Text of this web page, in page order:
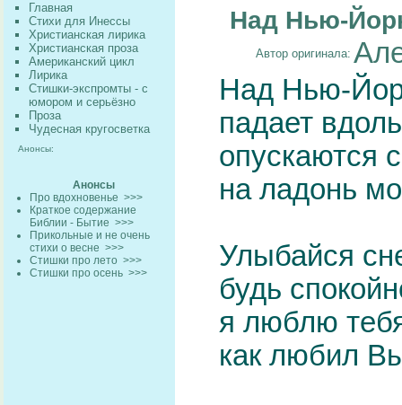
Главная
Стихи для Инессы
Христианская лирика
Христианская проза
Американский цикл
Лирика
Стишки-экспромты - с
юмором и серьёзно
Проза
Чудесная кругосветка
Анонсы:
Анонсы
Про вдохновенье >>>
Краткое содержание
Библии - Бытие >>>
Прикольные и не очень
стихи о весне >>>
Стишки про лето >>>
Стишки про осень >>>
Над Нью-
Автор оригинала:
Над Нью-
падает
опускаются
на ладонь
Улыбайся
будь
я люблю
как любил